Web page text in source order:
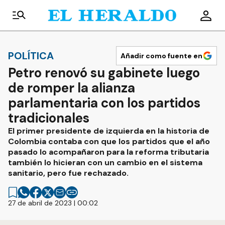
POLÍTICA Añadir como fuente en
Petro renovó su gabinete luego
de romper la alianza
parlamentaria con los partidos
tradicionales
El primer presidente de izquierda en la historia de
Colombia contaba con que los partidos que el año
pasado lo acompañaron para la reforma tributaria
también lo hicieran con un cambio en el sistema
sanitario, pero fue rechazado.
27 de abril de 2023 | 00:02